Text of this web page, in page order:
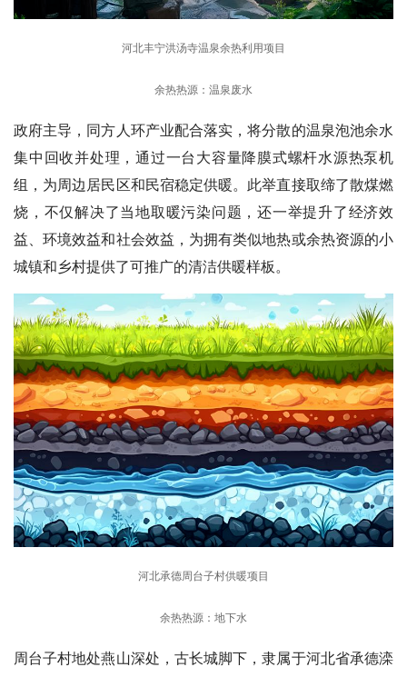
河北丰宁洪汤寺温泉余热利用项目
余热热源：温泉废水
政府主导，同方人环产业配合落实，将分散的温泉泡池余水
集中回收并处理，通过一台大容量降膜式螺杆水源热泵机
组，为周边居民区和民宿稳定供暖。此举直接取缔了散煤燃
烧，不仅解决了当地取暖污染问题，还一举提升了经济效
益、环境效益和社会效益，为拥有类似地热或余热资源的小
城镇和乡村提供了可推广的清洁供暖样板。
河北承德周台子村供暖项目
余热热源：地下水
周台子村地处燕山深处，古长城脚下，隶属于河北省承德滦